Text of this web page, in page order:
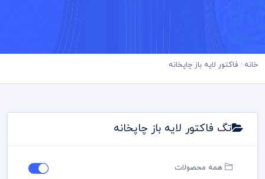
خانه فاکتور لایه باز چاپخانه
تگ فاکتور لایه باز چاپخانه
همه محصولات